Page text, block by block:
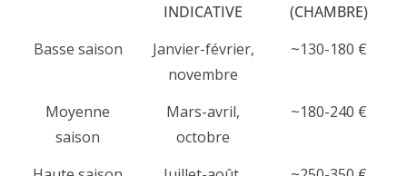
INDICATIVE
(CHAMBRE)
Basse saison
Janvier-février,
novembre
~130-180 €
Moyenne
saison
Mars-avril,
octobre
~180-240 €